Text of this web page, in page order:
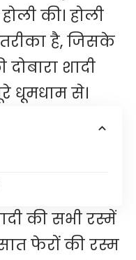
की। होली
है, जिसके
शादी
धूमधाम से।
की सभी रस्में
फेरों की रस्म